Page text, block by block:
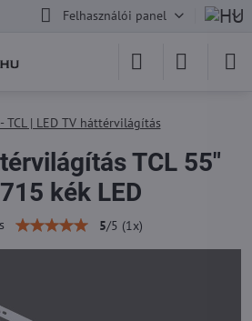
Felhasználói panel
TCL | LED TV háttérvilágítás
TCL 55"
kék LED
5/5 (1 x)